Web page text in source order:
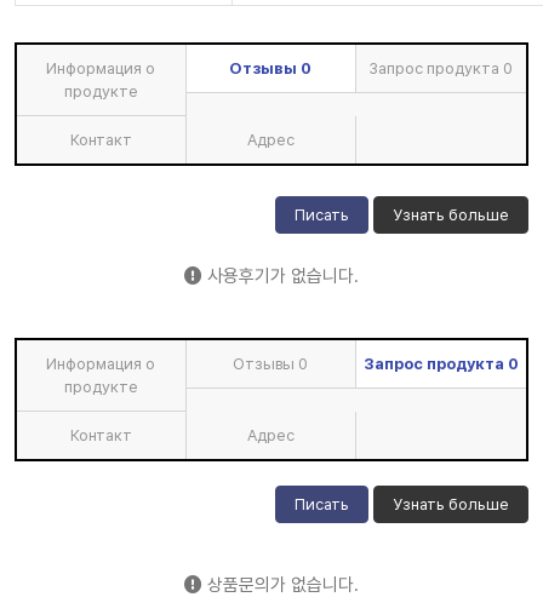
Информация о
продукте
Отзывы 0 Запрос продукта 0
Контакт Адрес
Писать Узнать больше
사용후기가 없습니다.
Информация о
продукте
Отзывы 0 Запрос продукта 0
Контакт Адрес
Писать Узнать больше
상품문의가 없습니다.